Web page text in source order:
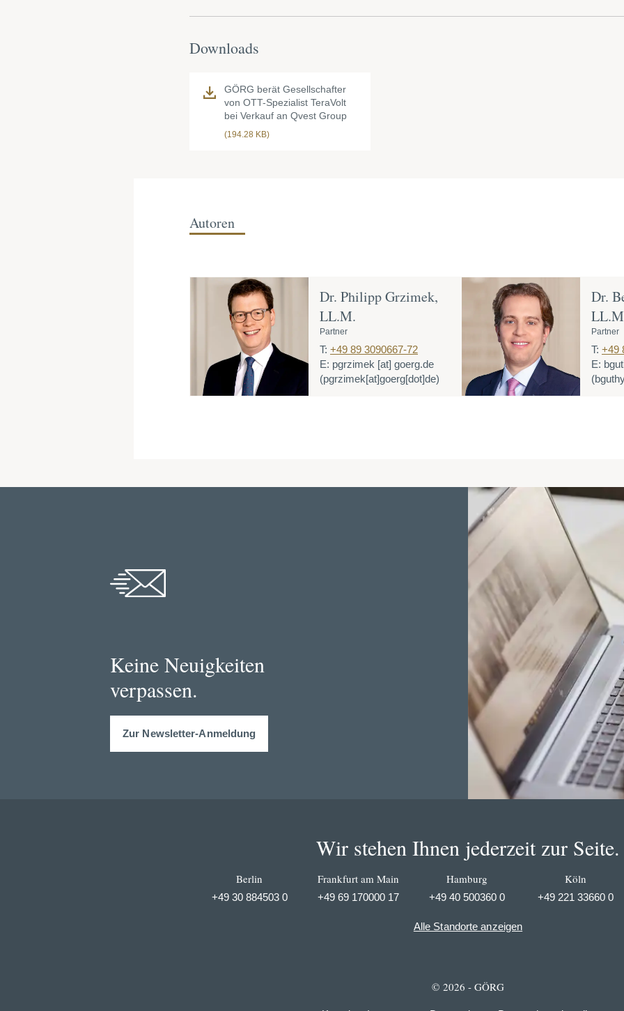
Downloads
GÖRG berät Gesellschafter
von OTT-Spezialist TeraVolt
bei Verkauf an Qvest Group
(194.28 KB)
Autoren
Dr. Philipp Grzimek,
LL.M.
Partner
T: +49 89 3090667-72
E: pgrzimek [at] goerg.de
(pgrzimek[at]goerg[dot]de)
Dr.
Partner
T: +49
E:
Keine Neuigkeiten
verpassen.
Zur Newsletter-Anmeldung
Wir stehen Ihnen jederzeit zur Seite.
Berlin
+49 30 884503 0
Frankfurt am Main
+49 69 170000 17
Hamburg
+49 40 500360 0
Köln
+49 221 33660 0
Alle Standorte anzeigen
© 2026 - GÖRG